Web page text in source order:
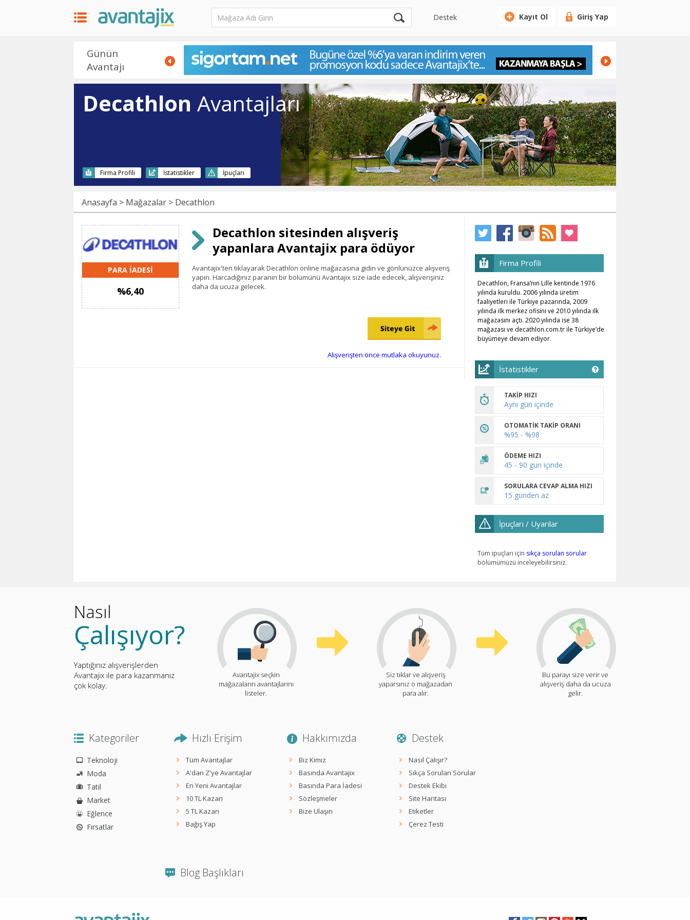
Destek Kayıt Ol Giriş Yap
Günün
Avantajı
Decathlon Avantajları
Firma Profili İstatistikler İpuçları
Anasayfa > Mağazalar > Decathlon
PARA İADESİ
%6,40
Decathlon sitesinden alışveriş
yapanlara Avantajix para ödüyor
Avantajix'ten tıklayarak Decathlon online mağazasına gidin ve gönlünüzce alışveriş
yapın. Harcadığınız paranın bir bölümünü Avantajix size iade edecek, alışverişiniz
daha da ucuza gelecek.
Alışverişten önce mutlaka okuyunuz.
Firma Profili
Decathlon, Fransa’nın Lille kentinde 1976
yılında kuruldu. 2006 yılında üretim
faaliyetleri ile Türkiye pazarında, 2009
yılında ilk merkez ofisini ve 2010 yılında ilk
mağazasını açtı. 2020 yılında ise 38
mağazası ve decathlon.com.tr ile Türkiye’de
büyümeye devam ediyor.
İstatistikler
TAKİP HIZI
Aynı gün içinde
OTOMATİK TAKİP ORANI
%95 - %98
ÖDEME HIZI
45 - 90 gün içinde
SORULARA CEVAP ALMA HIZI
15 günden az
İpuçları / Uyarılar
Tüm ipuçları için sıkça sorulan sorular
bölümümüzü inceleyebilirsiniz.
Nasıl
Çalışıyor?
Yaptığınız alışverişlerden
Avantajix ile para kazanmanız
çok kolay.
Avantajix seçkin
mağazaların avantajlarını
listeler.
Siz tıklar ve alışveriş
yaparsınız o mağazadan
para alır.
Bu parayı size verir ve
alışveriş daha da ucuza
gelir.
Kategoriler
Teknoloji
Moda
Tatil
Market
Eğlence
Fırsatlar
Hızlı Erişim
Tüm Avantajlar
A'dan Z'ye Avantajlar
En Yeni Avantajlar
10 TL Kazan
5 TL Kazan
Bağış Yap
Hakkımızda
Biz Kimiz
Basında Avantajix
Basında Para İadesi
Sözleşmeler
Bize Ulaşın
Destek
Nasıl Çalışır?
Sıkça Sorulan Sorular
Destek Ekibi
Site Haritası
Etiketler
Çerez Testi
Blog Başlıkları